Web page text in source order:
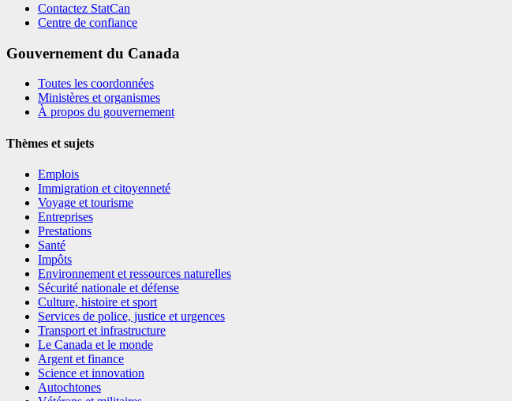
Contactez StatCan
Centre de confiance
Gouvernement du Canada
Toutes les coordonnées
Ministères et organismes
À propos du gouvernement
Thèmes et sujets
Emplois
Immigration et citoyenneté
Voyage et tourisme
Entreprises
Prestations
Santé
Impôts
Environnement et ressources naturelles
Sécurité nationale et défense
Culture, histoire et sport
Services de police, justice et urgences
Transport et infrastructure
Le Canada et le monde
Argent et finance
Science et innovation
Autochtones